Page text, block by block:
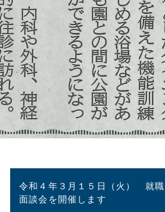
令和４年３月１５日（火） 就職
面談会を開催します